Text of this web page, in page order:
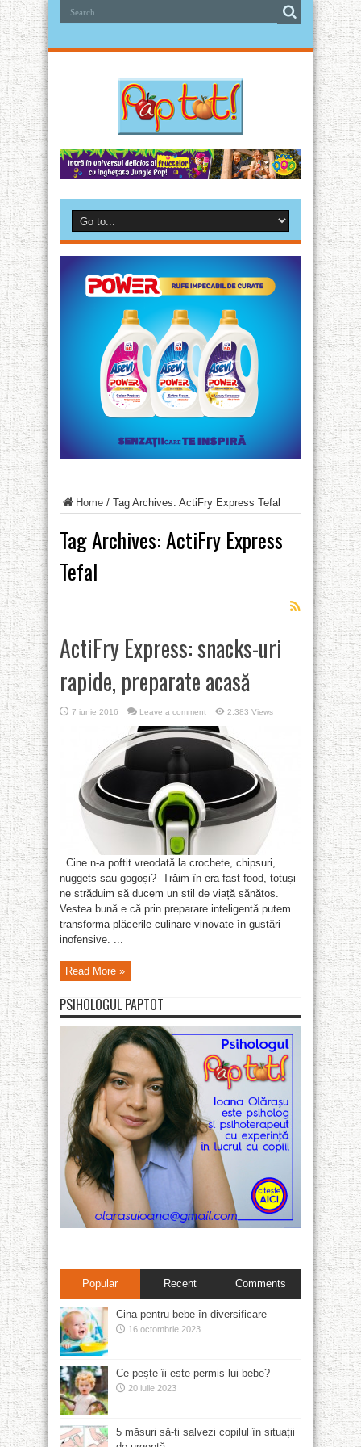
Home / Tag Archives: ActiFry Express Tefal
Tag Archives:ActiFry Express
Tefal
ActiFry Express: snacks-uri
rapide, preparate acasă
7 iunie 2016 Leave a comment 2,383 Views
Cine n-a poftit vreodată la crochete, chipsuri,
nuggets sau gogoși? Trăim în era fast-food, totuși
ne străduim să ducem un stil de viață sănătos.
Vestea bună e că prin preparare inteligentă putem
transforma plăcerile culinare vinovate în gustări
inofensive. ...
Read More »
PSIHOLOGUL PAPTOT
Popular Recent Comments
Cina pentru bebe în diversificare
16 octombrie 2023
Ce pește îi este permis lui bebe?
20 iulie 2023
5 măsuri să-ți salvezi copilul în situații